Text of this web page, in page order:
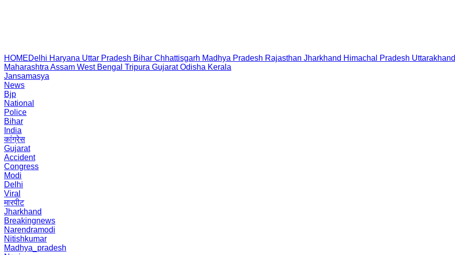
HOMEDelhi Haryana Uttar Pradesh Bihar Chhattisgarh Madhya Pradesh Rajasthan Jharkhand Himachal Pradesh Uttarakhand
Maharashtra Assam West Bengal Tripura Gujarat Odisha Kerala
Jansamasya
News
Bjp
National
Police
Bihar
India
कांग्रेस
Gujarat
Accident
Congress
Modi
Delhi
Viral
मारपीट
Jharkhand
Breakingnews
Narendramodi
Nitishkumar
Madhya_pradesh